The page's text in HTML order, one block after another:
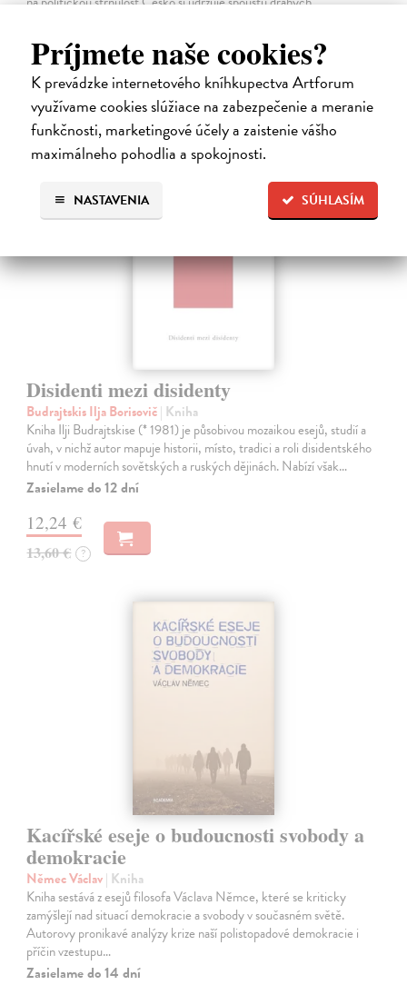
Príjmete naše cookies?
K prevádzke internetového kníhkupectva Artforum
využívame cookies slúžiace na zabezpečenie a meranie
funkčnosti, marketingové účely a zaistenie vášho
maximálneho pohodlia a spokojnosti.
SÚHLASÍM
NASTAVENIA
Na sklade
24,51 €
25,80 € ?
novinka
Disidenti mezi disidenty
Budrajtskis Ilja Borisovič| Kniha
Kniha Ilji Budrajtskise (* 1981) je působivou mozaikou esejů, studií a
úvah, v nichž autor mapuje historii, místo, tradici a roli disidentského
hnutí v moderních sovětských a ruských dějinách. Nabízí však…
Zasielame do 12 dní
12,24 €
13,60 € ?
Kacířské eseje o budoucnosti svobody a
demokracie
Němec Václav| Kniha
Kniha sestává z esejů filosofa Václava Němce, které se kriticky
zamýšlejí nad situací demokracie a svobody v současném světě.
Autorovy pronikavé analýzy krize naší polistopadové demokracie i
příčin vzestupu…
Zasielame do 14 dní